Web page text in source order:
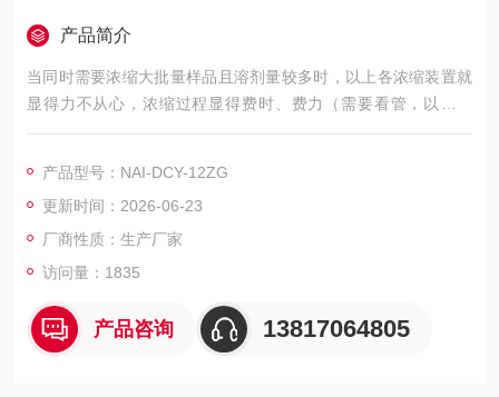
产品简介
当同时需要浓缩大批量样品且溶剂量较多时，以上各浓缩装置就
显得力不从心，浓缩过程显得费时、费力（需要看管，以防吹
干）且开放式的氮吹装置对操作人员身体健康极为不利。 全自动
吹仪,干式多孔氮气吹扫仪多样品全自动氮吹仪较好地解决了这些
问题。该设备采用*的浓缩方式大幅提高浓缩速率。
产品型号：NAI-DCY-12ZG
更新时间：2026-06-23
厂商性质：生产厂家
访问量：1835
产品咨询 13817064805